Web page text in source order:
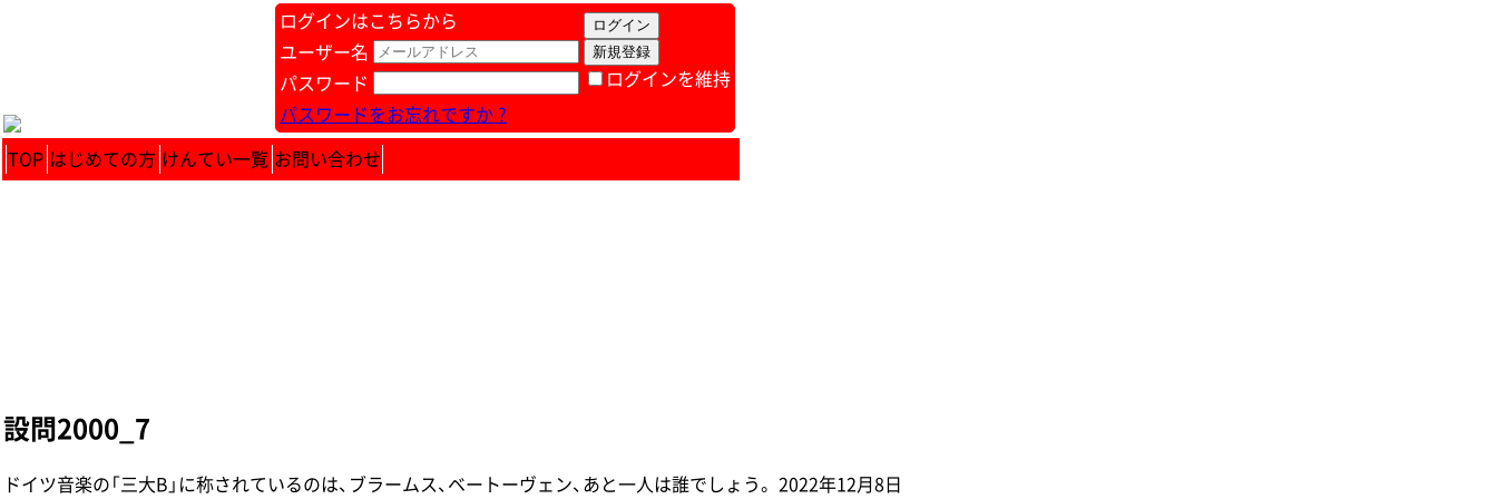
ログインはこちらから
ログインを維持
ユーザー名
パスワード
パスワードをお忘れですか ?
TOP はじめての方 けんてい一覧 お問い合わせ
設問2000_7
ドイツ音楽の「三大B」に称されているのは、ブラームス、ベートーヴェン、あと一人は誰でしょう。 2022年12月8日